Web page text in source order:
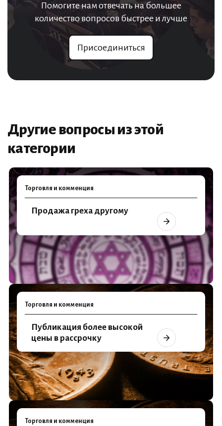
Помогите нам отвечать на большее
количество вопросов быстрее и лучше
Присоединиться
Другие вопросы из этой
категории
Торговля и комменция
Продажа греха другому
Торговля и комменция
Публикация более высокой
цены в рассрочку
Торговля и комменция